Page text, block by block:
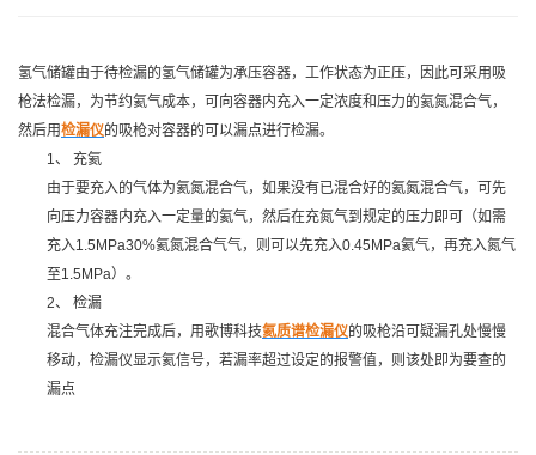
氢气储罐由于待检漏的氢气储罐为承压容器，工作状态为正压，因此可采用吸
枪法检漏，为节约氦气成本，可向容器内充入一定浓度和压力的氦氮混合气，
然后用检漏仪的吸枪对容器的可以漏点进行检漏。
1、 充氦
由于要充入的气体为氦氮混合气，如果没有已混合好的氦氮混合气，可先
向压力容器内充入一定量的氦气，然后在充氮气到规定的压力即可（如需
充入1.5MPa30%氦氮混合气气，则可以先充入0.45MPa氦气，再充入氮气
至1.5MPa）。
2、 检漏
混合气体充注完成后，用歌博科技氦质谱检漏仪的吸枪沿可疑漏孔处慢慢
移动，检漏仪显示氦信号，若漏率超过设定的报警值，则该处即为要查的
漏点